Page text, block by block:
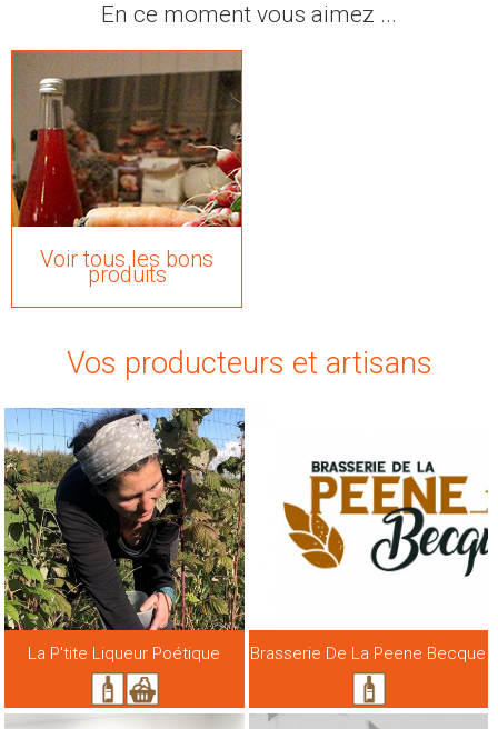
En ce moment vous aimez ...
Voir tous les bons
produits
Vos producteurs et artisans
La P'tite Liqueur Poétique Brasserie De La Peene Becque